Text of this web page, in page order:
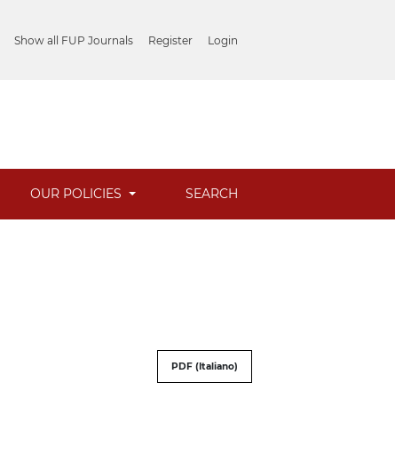
Show all FUP Journals Register Login
OUR POLICIES SEARCH
PDF (Italiano)